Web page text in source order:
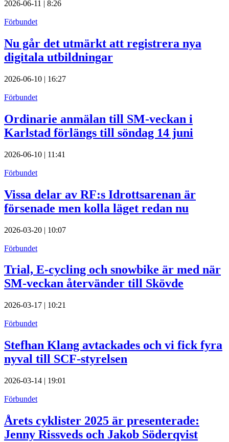
2026-06-11 | 8:26
Förbundet
Nu går det utmärkt att registrera nya
digitala utbildningar
2026-06-10 | 16:27
Förbundet
Ordinarie anmälan till SM-veckan i
Karlstad förlängs till söndag 14 juni
2026-06-10 | 11:41
Förbundet
Vissa delar av RF:s Idrottsarenan är
försenade men kolla läget redan nu
2026-03-20 | 10:07
Förbundet
Trial, E-cycling och snowbike är med när
SM-veckan återvänder till Skövde
2026-03-17 | 10:21
Förbundet
Stefhan Klang avtackades och vi fick fyra
nyval till SCF-styrelsen
2026-03-14 | 19:01
Förbundet
Årets cyklister 2025 är presenterade:
Jenny Rissveds och Jakob Söderqvist